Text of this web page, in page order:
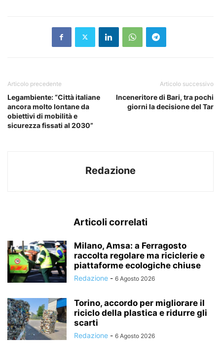
Articolo precedente
Legambiente: “Città italiane
ancora molto lontane da
obiettivi di mobilità e
sicurezza fissati al 2030”
Articolo successivo
Inceneritore di Bari, tra pochi
giorni la decisione del Tar
Redazione
Articoli correlati
Milano, Amsa: a Ferragosto
raccolta regolare ma riciclerie e
piattaforme ecologiche chiuse
Redazione - 6 Agosto 2026
Torino, accordo per migliorare il
riciclo della plastica e ridurre gli
scarti
Redazione - 6 Agosto 2026